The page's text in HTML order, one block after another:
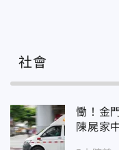
社會
慟！金
陳屍家